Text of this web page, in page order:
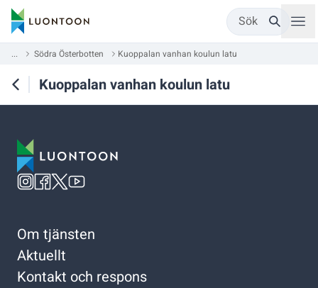
Sök
... Södra Österbotten Kuoppalan vanhan koulun latu
Kuoppalan vanhan koulun latu
Om tjänsten
Aktuellt
Kontakt och respons